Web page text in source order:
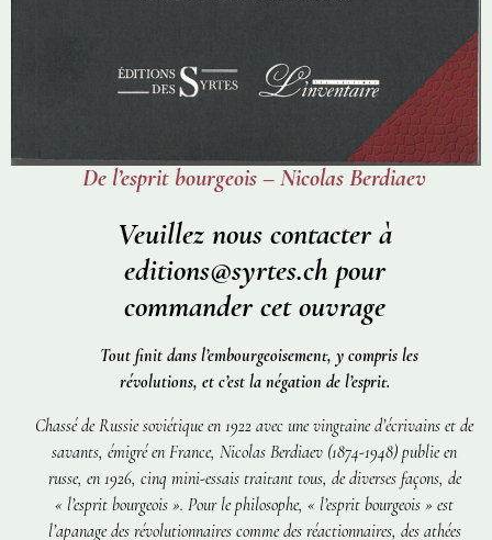
De l’esprit bourgeois – Nicolas Berdiaev
Veuillez nous contacter à
editions@syrtes.ch pour
commander cet ouvrage
Tout finit dans l’embourgeoisement, y compris les
révolutions, et c’est la négation de l’esprit.
Chassé de Russie soviétique en 1922 avec une vingtaine d’écrivains et de
savants, émigré en France, Nicolas Berdiaev (1874-1948) publie en
russe, en 1926, cinq mini-essais traitant tous, de diverses façons, de
« l’esprit bourgeois ». Pour le philosophe, « l’esprit bourgeois » est
l’apanage des révolutionnaires comme des réactionnaires, des athées